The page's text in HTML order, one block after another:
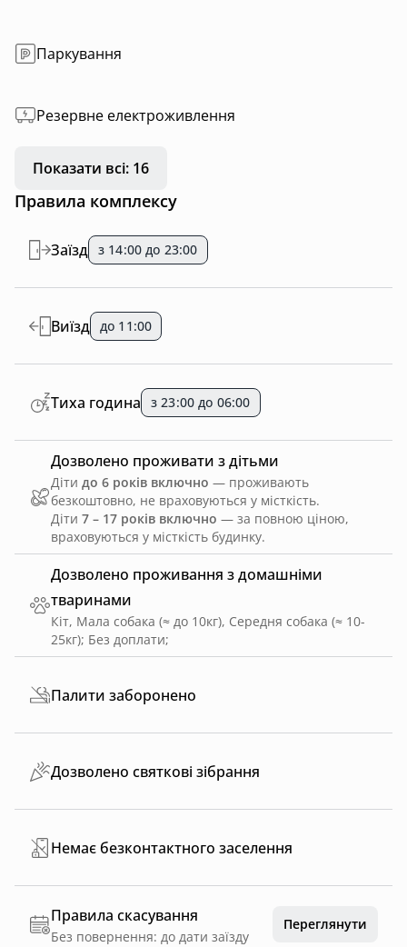
Паркування
Резервне електроживлення
Показати всі: 16
Правила комплексу
Дозволено проживання з домашніми
тваринами
Кіт, Мала собака (≈ до 10кг), Середня собака (≈ 10-
25кг); Без доплати;
Заїзд з 14:00 до 23:00
Виїзд до 11:00
Дозволено проживати з дітьми
Діти до 6 років включно — проживають
безкоштовно, не враховуються у місткість.
Діти 7 – 17 років включно — за повною ціною,
враховуються у місткість будинку.
Тиха година з 23:00 до 06:00
Палити заборонено
Дозволено святкові зібрання
Немає безконтактного заселення
Правила скасування
Без повернення: до дати заїзду
Переглянути